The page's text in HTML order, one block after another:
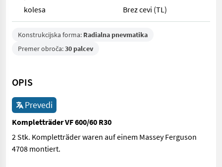
kolesa
Brez cevi (TL)
Konstrukcijska forma: Radialna pnevmatika
Premer obroča:30 palcev
OPIS
Prevedi
Kompletträder VF 600/60 R30
2 Stk. Kompletträder waren auf einem Massey Ferguson
4708 montiert.